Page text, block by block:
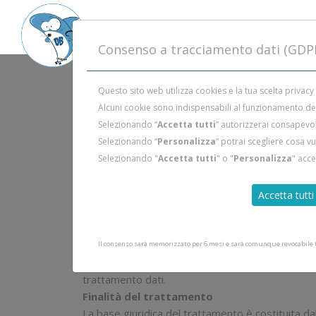
DuecentoBar è attivamente impegnata nella
DuecentoBar P. IVA 02543600973 Telefono
trattamento dati.
Finalità del trattamento
La base giuridica del trattamento è costituita
Consenso a tracciamento dati
Questo sito web utilizza cookies e la tua scelta
Alcuni cookie sono indispensabili al funzionamento
Selezionando “Accetta tutti” autorizzerai
Selezionando “Personalizza” potrai scegliere cosa
Selezionando "Accetta tutti" o "Personalizza"
Accetta tutti
Il consenso sarà memorizzato per 6 mesi e sarà comunque